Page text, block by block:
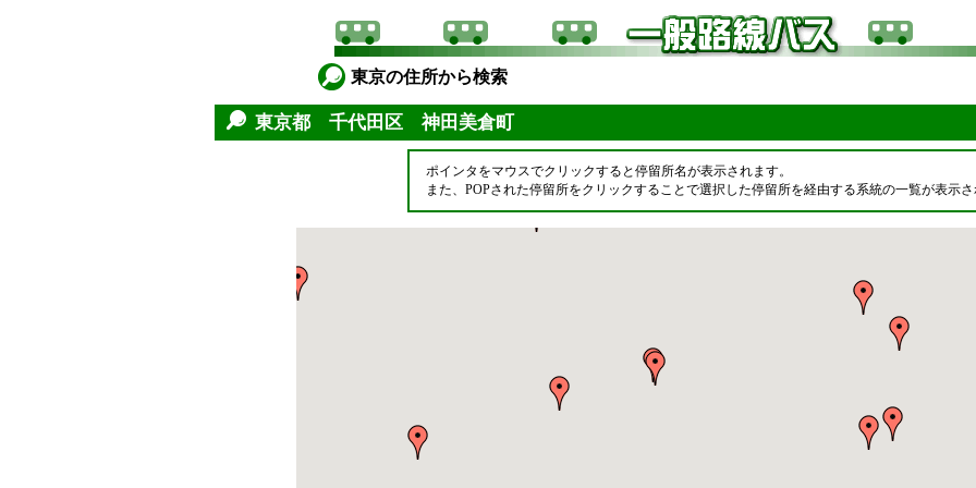
東京の住所から検索
東京都 千代田区 神田美倉町
ポインタをマウスでクリックすると停留所名が表示されます。
また、POPされた停留所をクリックすることで選択した停留所を経由する系統の一覧が表示